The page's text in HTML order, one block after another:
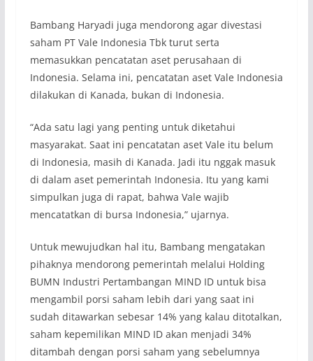
Bambang Haryadi juga mendorong agar divestasi
saham PT Vale Indonesia Tbk turut serta
memasukkan pencatatan aset perusahaan di
Indonesia. Selama ini, pencatatan aset Vale Indonesia
dilakukan di Kanada, bukan di Indonesia.
“Ada satu lagi yang penting untuk diketahui
masyarakat. Saat ini pencatatan aset Vale itu belum
di Indonesia, masih di Kanada. Jadi itu nggak masuk
di dalam aset pemerintah Indonesia. Itu yang kami
simpulkan juga di rapat, bahwa Vale wajib
mencatatkan di bursa Indonesia,” ujarnya.
Untuk mewujudkan hal itu, Bambang mengatakan
pihaknya mendorong pemerintah melalui Holding
BUMN Industri Pertambangan MIND ID untuk bisa
mengambil porsi saham lebih dari yang saat ini
sudah ditawarkan sebesar 14% yang kalau ditotalkan,
saham kepemilikan MIND ID akan menjadi 34%
ditambah dengan porsi saham yang sebelumnya